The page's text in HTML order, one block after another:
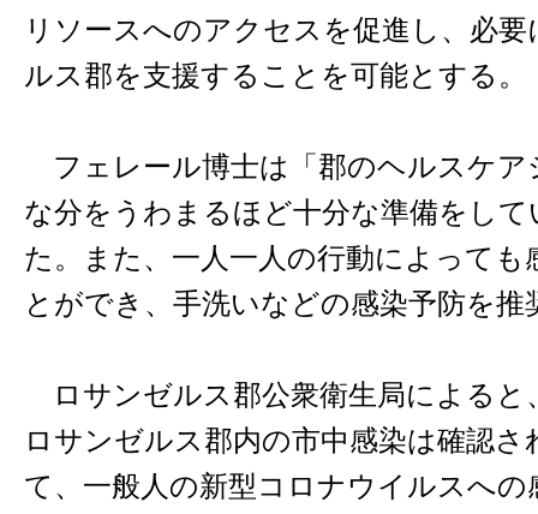
リソースへのアクセスを促進し、必
ルス郡を支援することを可能とする。
フェレール博士は「郡のヘルスケア
な分をうわまるほど十分な準備をし
た。また、一人一人の行動によっても
とができ、手洗いなどの感染予防を推
ロサンゼルス郡公衆衛生局によると
ロサンゼルス郡内の市中感染は確認
て、一般人の新型コロナウイルスへの